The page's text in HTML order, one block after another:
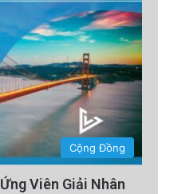
Cộng Đồng
Viên Giải Nhân